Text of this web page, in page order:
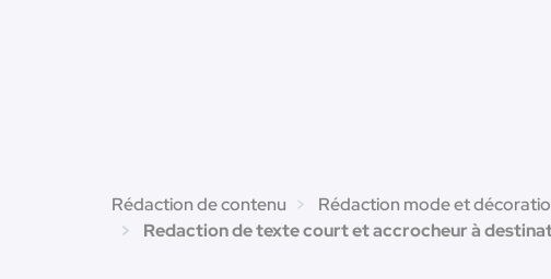
Rédaction de contenu
Rédaction mode et
Redaction de texte court et accrocheur à